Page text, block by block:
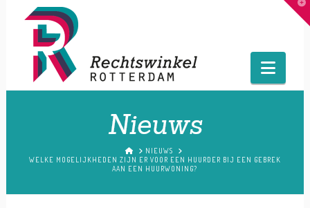
Nieuws
HOMENIEUWS
WELKE MOGELIJKHEDEN ZIJN ER VOOR EEN HUURDER BIJ EEN GEBREK
AAN EEN HUURWONING?